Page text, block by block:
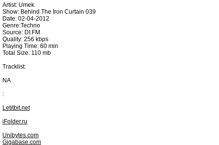
Artist: Umek
Show: Behind The Iron Curtain 039
Date: 02-04-2012
Genre:Techno
Source: DI.FM
Quality: 256 kbps
Playing Time: 60 min
Total Size: 110 mb
Tracklist:
NA
:
Letitbit.net
iFolder.ru
Unibytes.com
Gigabase.com